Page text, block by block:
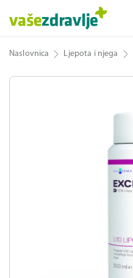
Naslovnica Ljepota i njega